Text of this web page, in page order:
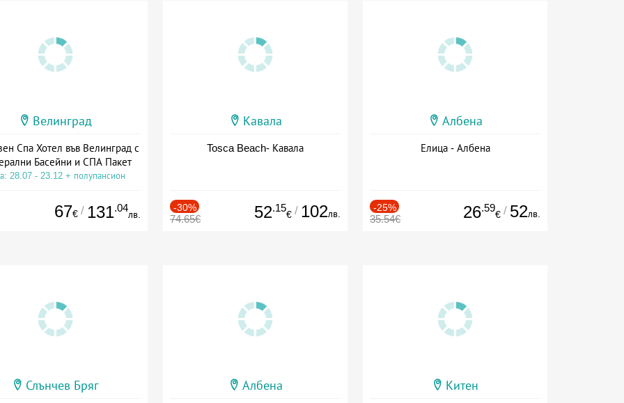
Велинград
Спа Хотел във Велинград с
Басейни и СПА Пакет
28.07 - 23.12 + полупансион
67€ / 131.04
лв.
Кавала
Tosca Beach- Кавала
-30%
74.65€ 52.15
€ / 102лв.
Албена
Елица - Албена
-25%
35.54€ 26.59
€ / 52лв.
Слънчев Бряг Албена Китен